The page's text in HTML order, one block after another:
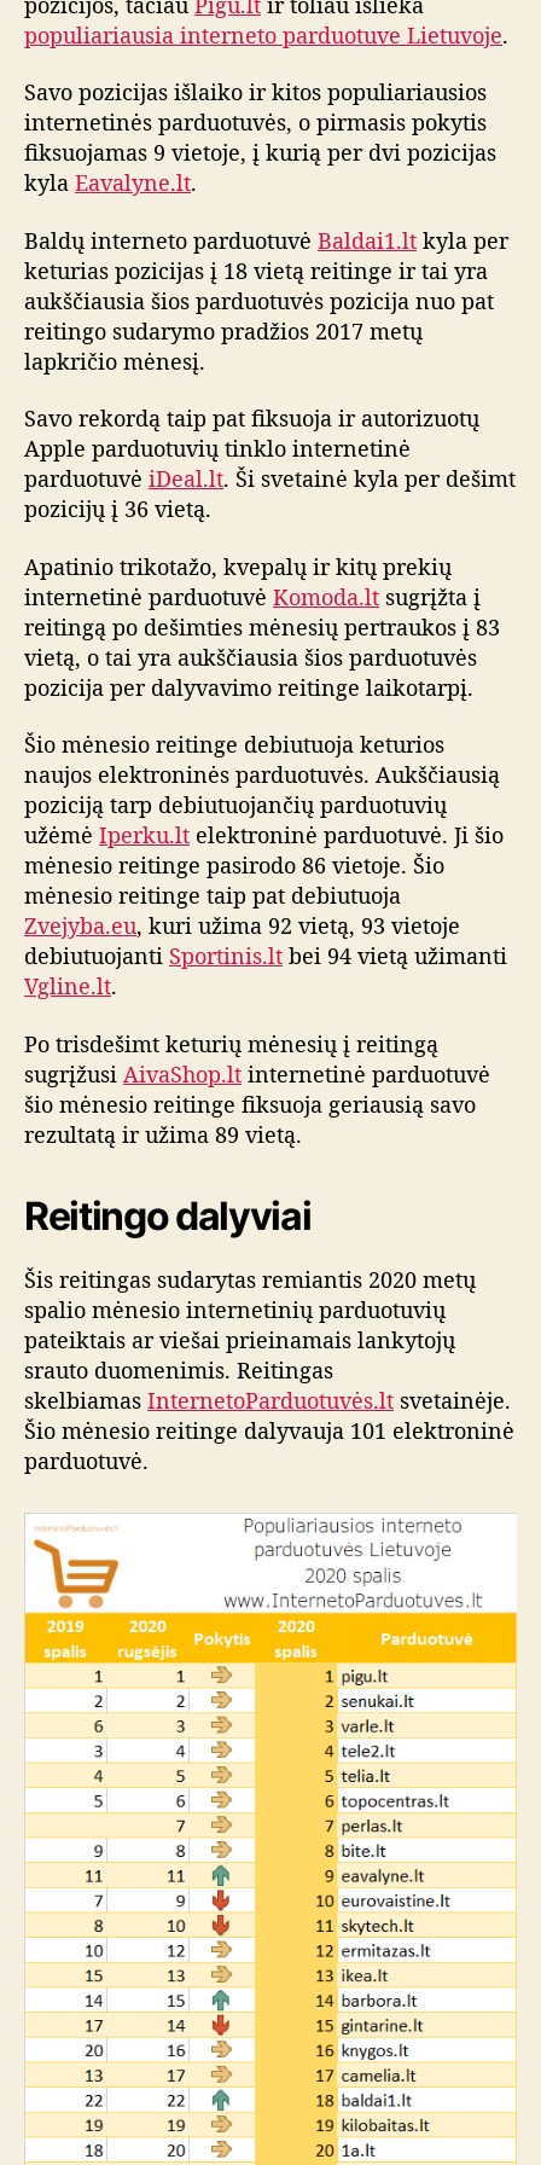
i
i
n
t
n
e
o
p
d
u
o
v
i
ų
r
e
i
i
n
a
p
ž
v
a
a
populiariausia interneto parduotuve Lietuvoje.
Savo pozicijas išlaiko ir kitos populiariausios
internetinės parduotuvės, o pirmasis pokytis
fiksuojamas 9 vietoje, į kurią per dvi pozicijas
kyla Eavalyne.lt.
Baldų interneto parduotuvė Baldai1.lt kyla per
keturias pozicijas į 18 vietą reitinge ir tai yra
aukščiausia šios parduotuvės pozicija nuo pat
reitingo sudarymo pradžios 2017 metų
lapkričio mėnesį.
Savo rekordą taip pat fiksuoja ir autorizuotų
Apple parduotuvių tinklo internetinė
parduotuvė iDeal.lt. Ši svetainė kyla per dešimt
pozicijų į 36 vietą.
Apatinio trikotažo, kvepalų ir kitų prekių
internetinė parduotuvė Komoda.lt sugrįžta į
reitingą po dešimties mėnesių pertraukos į 83
vietą, o tai yra aukščiausia šios parduotuvės
pozicija per dalyvavimo reitinge laikotarpį.
Šio mėnesio reitinge debiutuoja keturios
naujos elektroninės parduotuvės. Aukščiausią
poziciją tarp debiutuojančių parduotuvių
užėmė Iperku.lt elektroninė parduotuvė. Ji šio
mėnesio reitinge pasirodo 86 vietoje. Šio
mėnesio reitinge taip pat debiutuoja
Zvejyba.eu, kuri užima 92 vietą, 93 vietoje
debiutuojanti Sportinis.lt bei 94 vietą užimanti
Vgline.lt.
Po trisdešimt keturių mėnesių į reitingą
sugrįžusi AivaShop.lt internetinė parduotuvė
šio mėnesio reitinge fiksuoja geriausią savo
rezultatą ir užima 89 vietą.
Reitingo dalyviai
Šis reitingas sudarytas remiantis 2020 metų
spalio mėnesio internetinių parduotuvių
pateiktais ar viešai prieinamais lankytojų
srauto duomenimis. Reitingas
skelbiamas InternetoParduotuvės.lt svetainėje.
Šio mėnesio reitinge dalyvauja 101 elektroninė
parduotuvė.